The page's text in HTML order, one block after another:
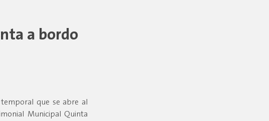
a bordo
que se abre al
Municipal Quinta